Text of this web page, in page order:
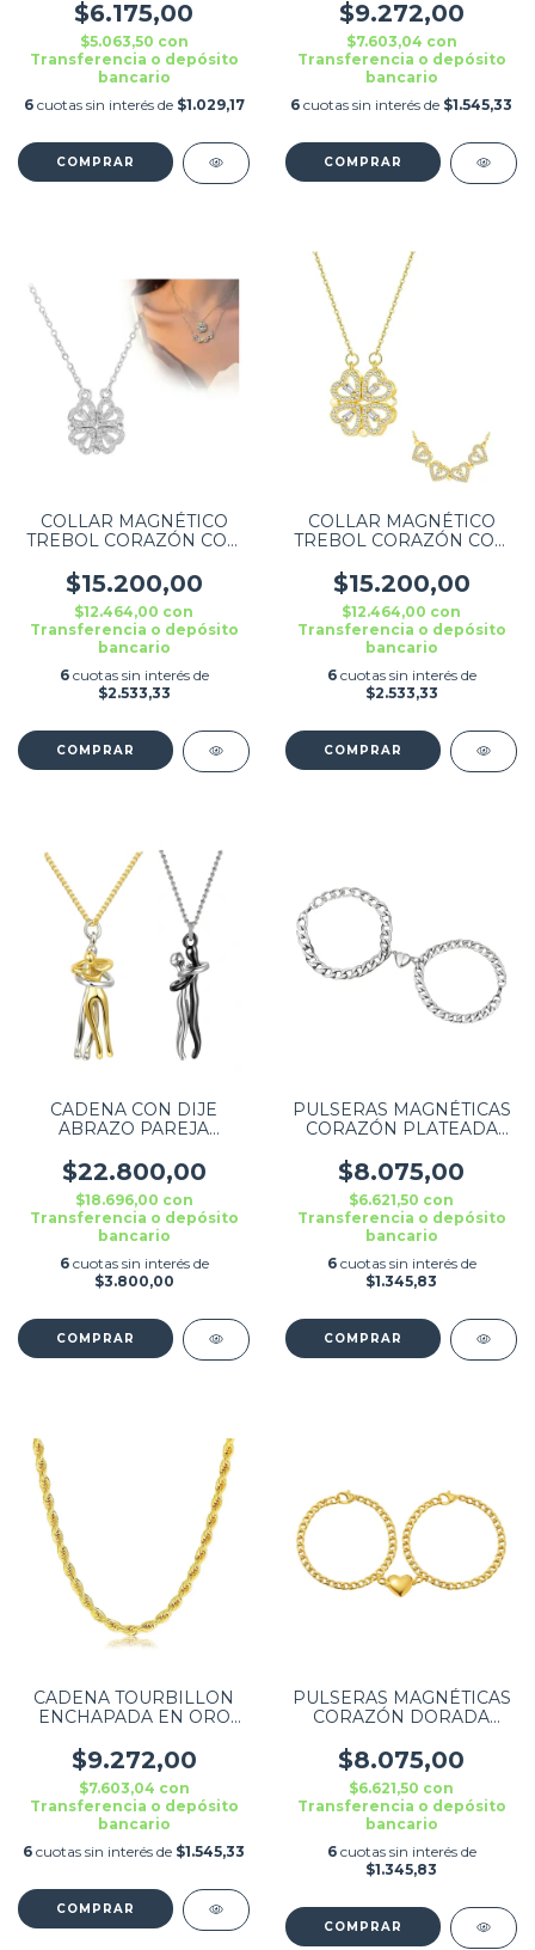
$6.175,00
$5.063,50 con
Transferencia o depósito
bancario
6 cuotas sin interés de $1.029,17
PARA NOVIOS
PLATEADO COMBO X2
$9.272,00
$7.603,04 con
Transferencia o depósito
bancario
6 cuotas sin interés de $1.545,33
COLLAR MAGNÉTICO
TREBOL CORAZÓN CON
$15.200,00
$12.464,00 con
Transferencia o depósito
bancario
6 cuotas sin interés de
$2.533,33
COLLAR MAGNÉTICO
TREBOL CORAZÓN CON
$15.200,00
$12.464,00 con
Transferencia o depósito
bancario
6 cuotas sin interés de
$2.533,33
CADENA CON DIJE
ABRAZO PAREJA
$22.800,00
$18.696,00 con
Transferencia o depósito
bancario
6 cuotas sin interés de
$3.800,00
PULSERAS MAGNÉTICAS
CORAZÓN PLATEADA
IMÁN COMBO X2
$8.075,00
$6.621,50 con
Transferencia o depósito
bancario
6 cuotas sin interés de
$1.345,83
CADENA TOURBILLON
ENCHAPADA EN ORO
$9.272,00
$7.603,04 con
Transferencia o depósito
bancario
6 cuotas sin interés de $1.545,33
PULSERAS MAGNÉTICAS
CORAZÓN DORADA
IMÁN COMBO X2
$8.075,00
$6.621,50 con
Transferencia o depósito
bancario
6 cuotas sin interés de
$1.345,83